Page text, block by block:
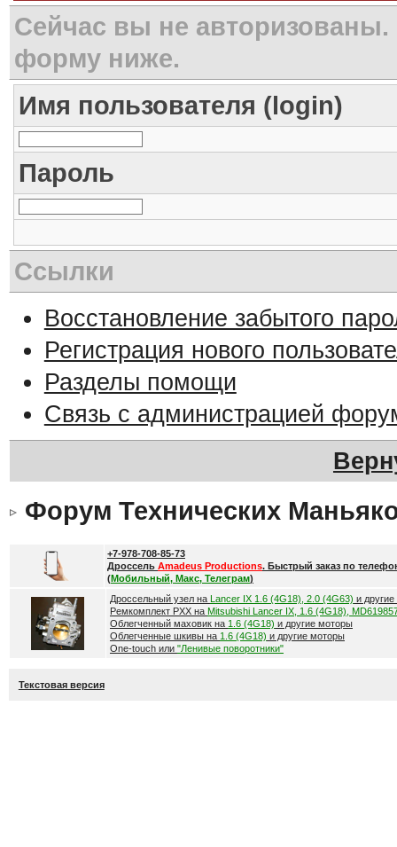
Сейчас вы не авторизованы.
форму ниже.
Имя пользователя (login)
Пароль
Ссылки
Восстановление забытого
Регистрация нового
Разделы помощи
Связь с администрацией
Форум Технических
+7-978-708-85-73
Дроссель Amadeus Productions. Быстрый заказ по
(Мобильный, Макс, Телеграм)
Дроссельный узел на Lancer IX 1.6 (4G18), 2.0 (4G63) и
Ремкомплект РХХ на Mitsubishi Lancer IX, 1.6 (4G18),
Облегченный маховик на 1.6 (4G18) и другие моторы
Облегченные шкивы на 1.6 (4G18) и другие моторы
One-touch или "Ленивые поворотники"
Текстовая версия